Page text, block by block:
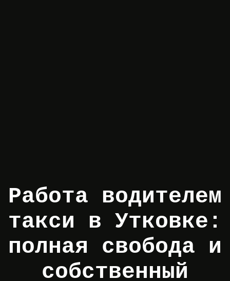
Работа водителем
такси в Утковке:
полная свобода и
собственный